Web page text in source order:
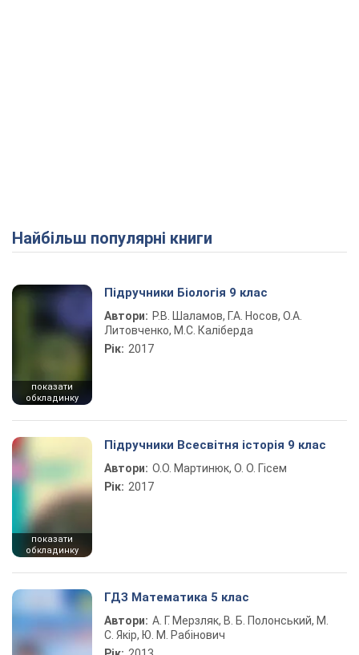
Найбільш популярні книги
показати
обкладинку
Підручники Біологія 9 клас
Автори: Р.В. Шаламов, Г.А. Носов, О.А.
Литовченко, М.С. Каліберда
Рік: 2017
показати
обкладинку
Підручники Всесвітня історія 9 клас
Автори: О.О. Мартинюк, О. О. Гісем
Рік: 2017
ГДЗ Математика 5 клас
Автори: А. Г. Мерзляк, В. Б. Полонський, М.
С. Якір, Ю. М. Рабінович